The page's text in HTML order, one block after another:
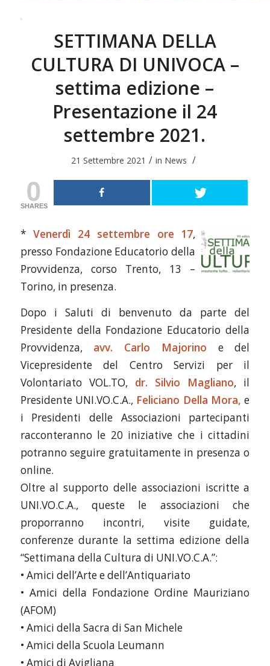
SETTIMANA DELLA
CULTURA DI UNIVOCA –
settima edizione –
Presentazione il 24
settembre 2021.
21 Settembre 2021 / in News /
0
SHARES
*Venerdì 24 settembre ore 17,
presso Fondazione Educatorio della
Provvidenza, corso Trento, 13 –
Torino, in presenza.
Dopo i Saluti di benvenuto da parte del
Presidente della Fondazione Educatorio della
Provvidenza, avv. Carlo Majorino e del
Vicepresidente del Centro Servizi per il
Volontariato VOL.TO, dr. Silvio Magliano, il
Presidente UNI.VO.C.A., Feliciano Della Mora, e
i Presidenti delle Associazioni partecipanti
racconteranno le 20 iniziative che i cittadini
potranno seguire gratuitamente in presenza o
online.
Oltre al supporto delle associazioni iscritte a
UNI.VO.C.A., queste le associazioni che
proporranno incontri, visite guidate,
conferenze durante la settima edizione della
“Settimana della Cultura di UNI.VO.C.A.”:
• Amici dell’Arte e dell’Antiquariato
• Amici della Fondazione Ordine Mauriziano
(AFOM)
• Amici della Sacra di San Michele
• Amici della Scuola Leumann
• Amici di Avigliana